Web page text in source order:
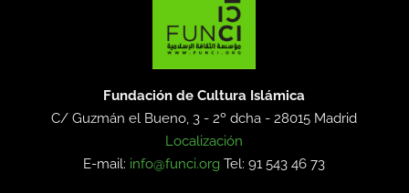
Fundación de Cultura Islámica
C/ Guzmán el Bueno, 3 - 2º dcha -28015 Madrid
Localización
E-mail: info@funci.org Tel: 91 543 46 73